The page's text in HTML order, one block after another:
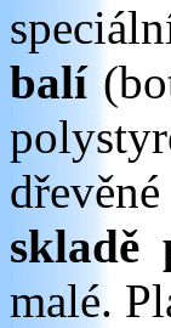
balí
skladě
malé.